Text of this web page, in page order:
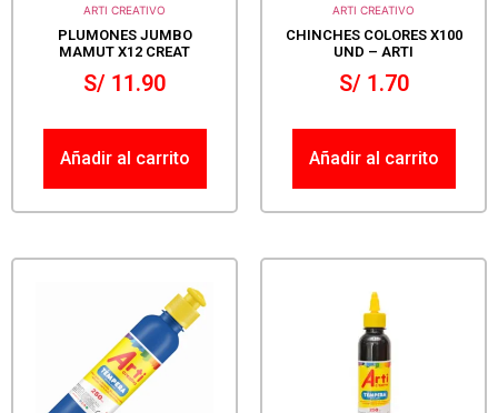
ARTI CREATIVO
PLUMONES JUMBO
MAMUT X12 CREAT
S/ 11.90
Añadir al carrito
ARTI CREATIVO
CHINCHES COLORES X100
UND – ARTI
S/1.70
Añadir al carrito